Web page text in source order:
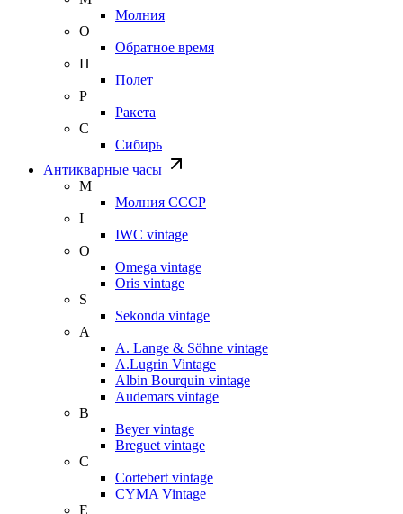
Молния
О
Обратное время
П
Полет
Р
Ракета
С
Сибирь
Антикварные часы
М
Молния СССР
I
IWC vintage
O
Omega vintage
Oris vintage
S
Sekonda vintage
A
A. Lange & Söhne vintage
A.Lugrin Vintage
Albin Bourquin vintage
Audemars vintage
B
Beyer vintage
Breguet vintage
C
Cortebert vintage
CYMA Vintage
E